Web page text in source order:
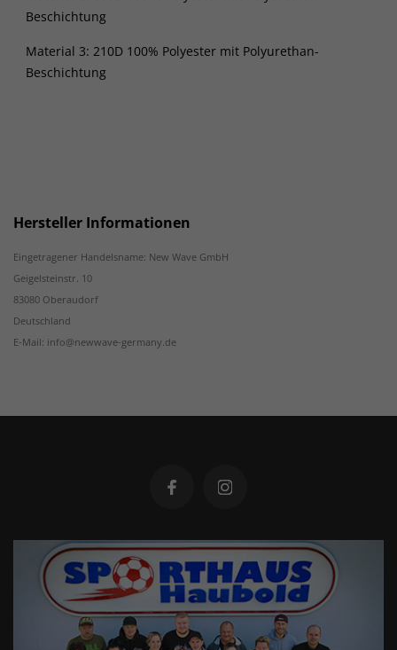
Beschichtung
Material 3: 210D 100% Polyester mit Polyurethan-
Beschichtung
Hersteller Informationen
Eingetragener Handelsname: New Wave GmbH
Geigelsteinstr. 10
83080 Oberaudorf
Deutschland
E-Mail: info@newwave-germany.de